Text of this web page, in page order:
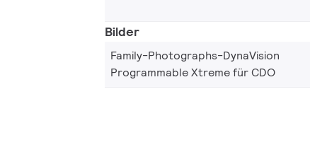
Bilder
Family-Photographs-DynaVision
Programmable Xtreme für CDO